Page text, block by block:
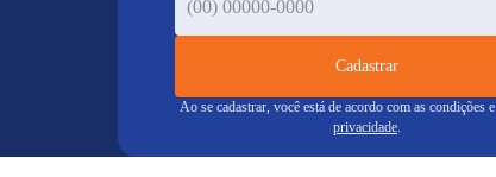
Cadastrar
Ao se cadastrar, você está de acordo com as condições e
privacidade.